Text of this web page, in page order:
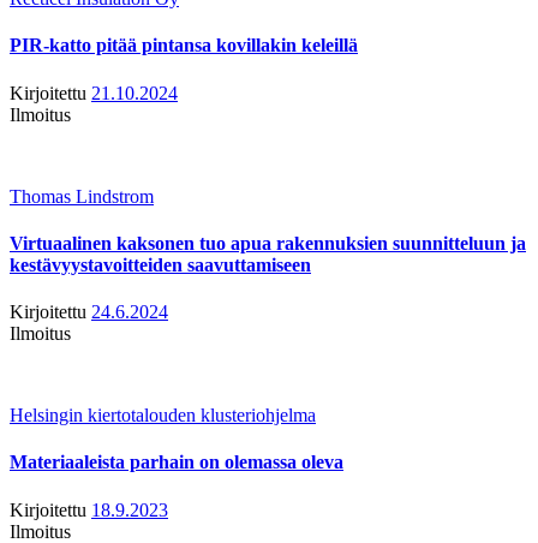
PIR-katto pitää pintansa kovillakin keleillä
Kirjoitettu 21.10.2024
Ilmoitus
Thomas Lindstrom
Virtuaalinen kaksonen tuo apua rakennuksien suunnitteluun ja
kestävyystavoitteiden saavuttamiseen
Kirjoitettu 24.6.2024
Ilmoitus
Helsingin kiertotalouden klusteriohjelma
Materiaaleista parhain on olemassa oleva
Kirjoitettu 18.9.2023
Ilmoitus